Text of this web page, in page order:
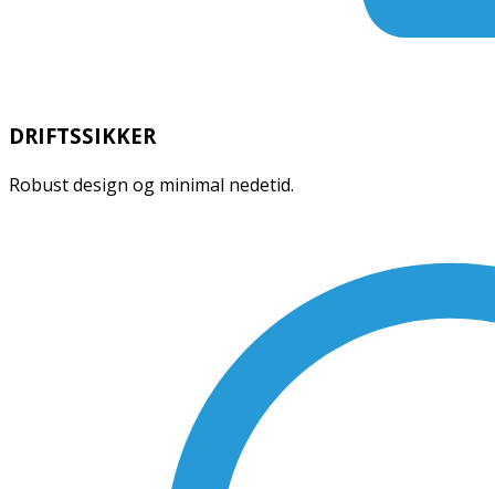
DRIFTSSIKKER
Robust design og minimal nedetid.